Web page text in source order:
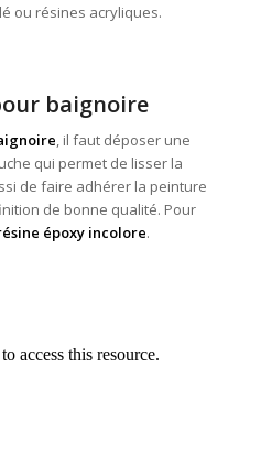
ou résines acryliques.
baignoire
, il faut déposer une
qui permet de lisser la
de faire adhérer la peinture
de bonne qualité. Pour
époxy incolore.